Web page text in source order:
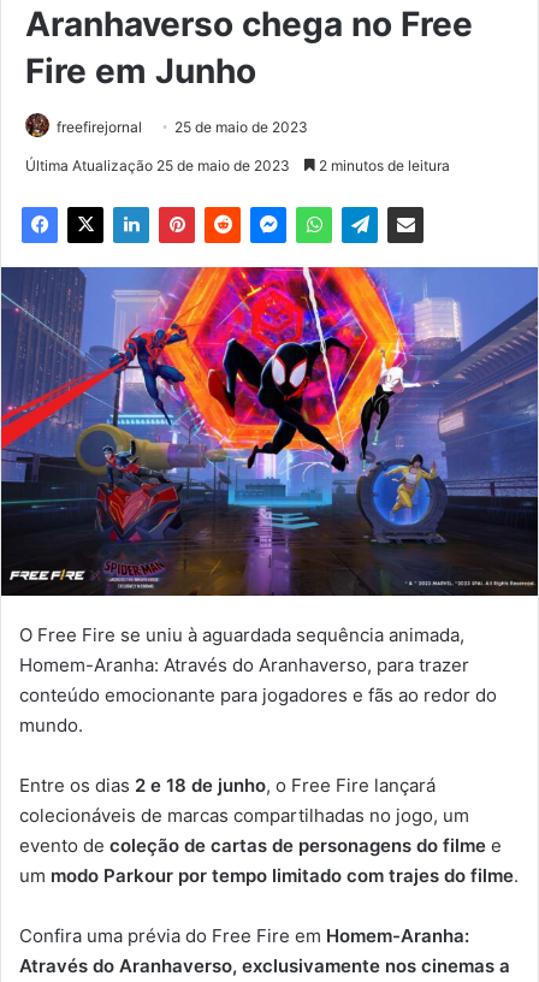
Aranhaverso chega no Free
Fire em Junho
freefirejornal 25 de maio de 2023
Última Atualização 25 de maio de 2023 2 minutos de leitura
O Free Fire se uniu à aguardada sequência animada,
Homem-Aranha: Através do Aranhaverso, para trazer
conteúdo emocionante para jogadores e fãs ao redor do
mundo.
Entre os dias 2 e 18 de junho, o Free Fire lançará
colecionáveis de marcas compartilhadas no jogo, um
evento de coleção de cartas de personagens do filme e
um modo Parkour por tempo limitado com trajes do filme.
Confira uma prévia do Free Fire em Homem-Aranha:
Através do Aranhaverso, exclusivamente nos cinemas a